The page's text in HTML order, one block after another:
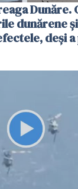
Dunăre.
dunărene
deși